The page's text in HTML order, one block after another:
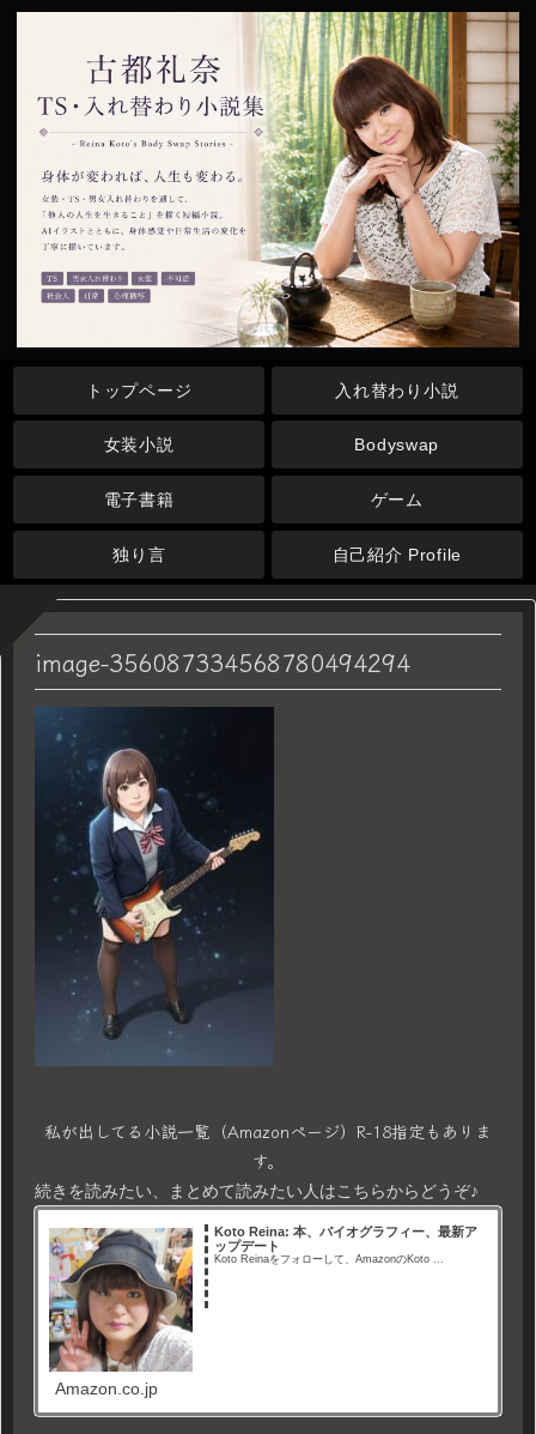
トップページ 入れ替わり小説
女装小説 Bodyswap
電子書籍 ゲーム
独り言 自己紹介 Profile
image-356087334568780494294
私が出してる小説一覧（Amazonページ）R-18指定もありま
す。
続きを読みたい、まとめて読みたい人はこちらからどうぞ♪
Koto Reina: 本、バイオグラフィー、最新ア
ップデート
Koto Reinaをフォローして、AmazonのKoto ...
Amazon.co.jp